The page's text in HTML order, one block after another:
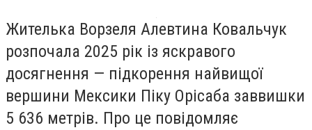
Жителька Ворзеля Алевтина Ковальчук
розпочала 2025 рік із яскравого
досягнення — підкорення найвищої
вершини Мексики Піку Орісаба заввишки
5 636 метрів. Про це повідомляє